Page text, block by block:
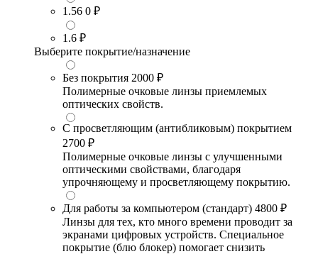
1.56 0 ₽
1.6 ₽
Выберите покрытие/назначение
Без покрытия 2000 ₽
Полимерные очковые линзы приемлемых
оптических свойств.
С просветляющим (антибликовым) покрытием
2700 ₽
Полимерные очковые линзы с улучшенными
оптическими свойствами, благодаря
упрочняющему и просветляющему покрытию.
Для работы за компьютером (стандарт) 4800 ₽
Линзы для тех, кто много времени проводит за
экранами цифровых устройств. Специальное
покрытие (блю блокер) помогает снизить